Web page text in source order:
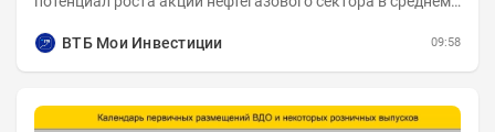
ВТБ Мои Инвестиции
09:58